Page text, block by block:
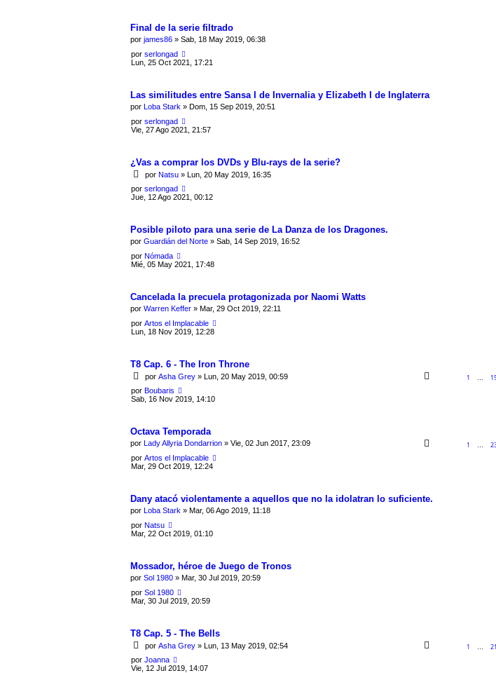
Final de la serie filtrado
por james86 » Sab, 18 May 2019, 06:38
por serlongad
Lun, 25 Oct 2021, 17:21
Las similitudes entre Sansa I de Invernalia y Elizabeth I de Inglaterra
por Loba Stark » Dom, 15 Sep 2019, 20:51
por serlongad
Vie, 27 Ago 2021, 21:57
¿Vas a comprar los DVDs y Blu-rays de la serie?
por Natsu » Lun, 20 May 2019, 16:35
por serlongad
Jue, 12 Ago 2021, 00:12
Posible piloto para una serie de La Danza de los Dragones.
por Guardián del Norte » Sab, 14 Sep 2019, 16:52
por Nómada
Mié, 05 May 2021, 17:48
Cancelada la precuela protagonizada por Naomi Watts
por Warren Keffer » Mar, 29 Oct 2019, 22:11
por Artos el Implacable
Lun, 18 Nov 2019, 12:28
T8 Cap. 6 - The Iron Throne
por Asha Grey » Lun, 20 May 2019, 00:59 1 …
por Boubaris
Sab, 16 Nov 2019, 14:10
Octava Temporada
por Lady Allyria Dondarrion » Vie, 02 Jun 2017, 23:09 1 …
por Artos el Implacable
Mar, 29 Oct 2019, 12:24
Dany atacó violentamente a aquellos que no la idolatran lo suficiente.
por Loba Stark » Mar, 06 Ago 2019, 11:18
por Natsu
Mar, 22 Oct 2019, 01:10
Mossador, héroe de Juego de Tronos
por Sol 1980 » Mar, 30 Jul 2019, 20:59
por Sol 1980
Mar, 30 Jul 2019, 20:59
T8 Cap. 5 - The Bells
por Asha Grey » Lun, 13 May 2019, 02:54 1 … 21
por Joanna
Vie, 12 Jul 2019, 14:07